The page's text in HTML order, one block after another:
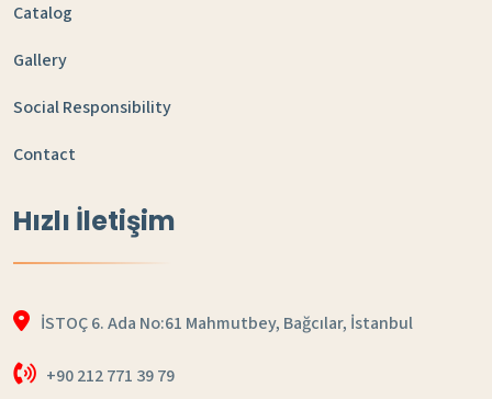
Catalog
Gallery
Social Responsibility
Contact
Hızlı İletişim
İSTOÇ 6. Ada No:61 Mahmutbey, Bağcılar, İstanbul
+90 212 771 39 79